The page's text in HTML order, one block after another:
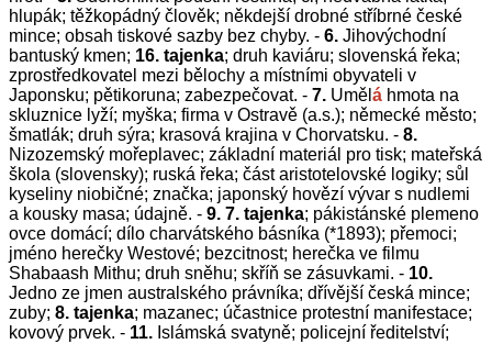
hlupák; těžkopádný člověk; někdejší drobné stříbrné české
mince; obsah tiskové sazby bez chyby. - 6. Jihovýchodní
bantuský kmen; 16. tajenka; druh kaviáru; slovenská řeka;
zprostředkovatel mezi bělochy a místními obyvateli v
Japonsku; pětikoruna; zabezpečovat. - 7. Uměl á hmota na
skluznice lyží; myška; firma v Ostravě (a.s.); německé město;
šmatlák; druh sýra; krasová krajina v Chorvatsku. - 8.
Nizozemský mořeplavec; základní materiál pro tisk; mateřská
škola (slovensky); ruská řeka; část aristotelovské logiky; sůl
kyseliny niobičné; značka; japonský hovězí vývar s nudlemi
a kousky masa; údajně. - 9. 7. tajenka; pákistánské plemeno
ovce domácí; dílo charvátského básníka (*1893); přemoci;
jméno herečky Westové; bezcitnost; herečka ve filmu
Shabaash Mithu; druh sněhu; skříň se zásuvkami. - 10.
Jedno ze jmen australského právníka; dřívější česká mince;
zuby; 8. tajenka; mazanec; účastnice protestní manifestace;
kovový prvek. - 11. Islámská svatyně; policejní ředitelství;